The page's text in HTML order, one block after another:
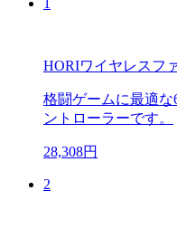
1
HORIワイヤレスフ
格闘ゲームに最適
ントローラーです。
28,308円
2